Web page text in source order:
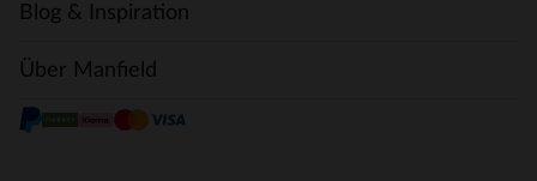
Blog & Inspiration
Über Manfield